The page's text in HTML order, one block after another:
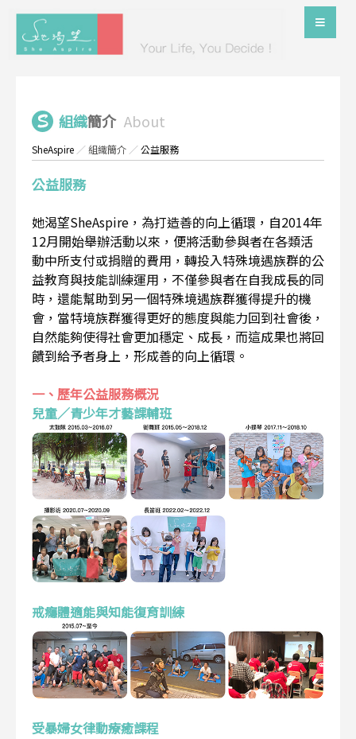
組織簡介 About
SheAspire ／組織簡介 ／公益服務
公益服務
她渴望SheAspire，為打造善的向上循環，自2014年
12月開始舉辦活動以來，便將活動參與者在各類活
動中所支付或捐贈的費用，轉投入特殊境遇族群的公
益教育與技能訓練運用，不僅參與者在自我成長的同
時，還能幫助到另一個特殊境遇族群獲得提升的機
會，當特境族群獲得更好的態度與能力回到社會後，
自然能夠使得社會更加穩定、成長，而這成果也將回
饋到給予者身上，形成善的向上循環。
一、歷年公益服務概況
兒童／青少年才藝課輔班
戒癮體適能與知能復育訓練
受暴婦女律動療癒課程